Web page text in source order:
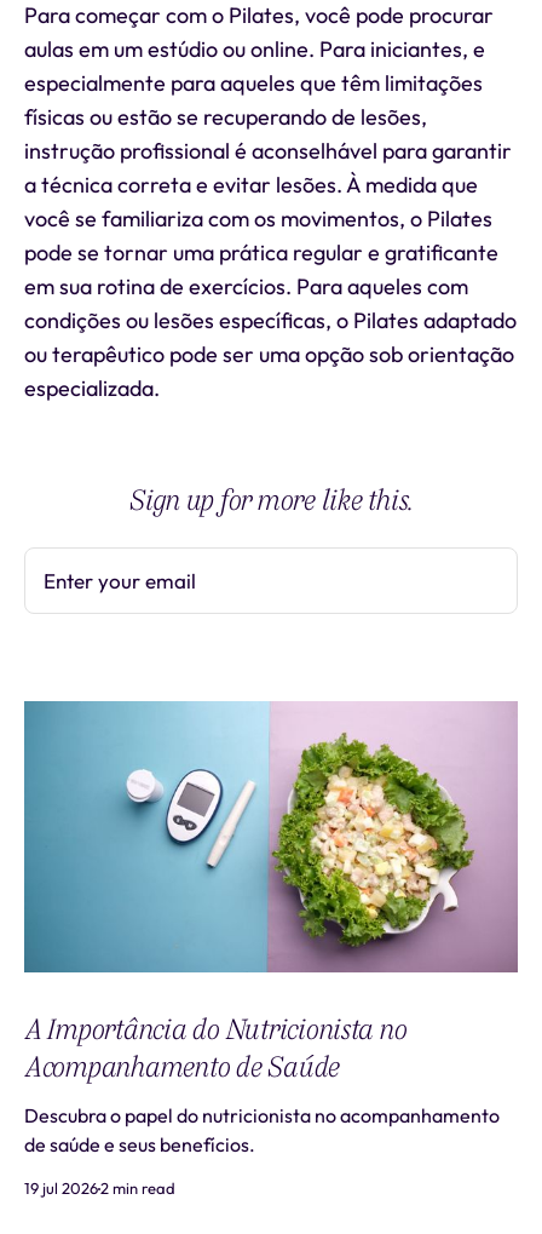
Para começar com o Pilates, você pode procurar
aulas em um estúdio ou online. Para iniciantes, e
especialmente para aqueles que têm limitações
físicas ou estão se recuperando de lesões,
instrução profissional é aconselhável para garantir
a técnica correta e evitar lesões. À medida que
você se familiariza com os movimentos, o Pilates
pode se tornar uma prática regular e gratificante
em sua rotina de exercícios. Para aqueles com
condições ou lesões específicas, o Pilates adaptado
ou terapêutico pode ser uma opção sob orientação
especializada.
Sign up for more like this.
Enter your email
A Importância do Nutricionista no
Acompanhamento de Saúde
Descubra o papel do nutricionista no acompanhamento
de saúde e seus benefícios.
19 jul 20262 min read